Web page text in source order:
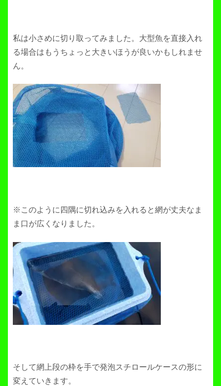
私は小さめに切り取ってみました。大型魚を直接入れ
る場合はもうちょっと大きいほうが良いかもしれませ
ん。
※このように四隅に切れ込みを入れると網が丈夫なま
ま口が広くなりました。
そして網上段の枠を手で発泡スチロールケースの形に
変えていきます。